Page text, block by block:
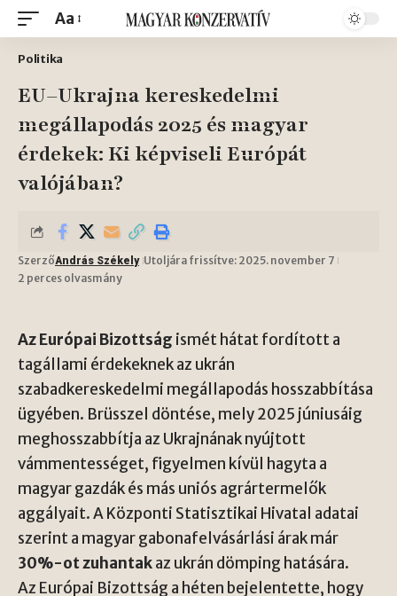
Aa
Politika
EU–Ukrajna kereskedelmi
megállapodás 2025 és magyar
érdekek: Ki képviseli Európát
valójában?
SzerzőAndrás Székely Utoljára frissítve: 2025. november 7
2 perces olvasmány
Az Európai Bizottság ismét hátat fordított a
tagállami érdekeknek az ukrán
szabadkereskedelmi megállapodás hosszabbítása
ügyében. Brüsszel döntése, mely 2025 júniusáig
meghosszabbítja az Ukrajnának nyújtott
vámmentességet, figyelmen kívül hagyta a
magyar gazdák és más uniós agrártermelők
aggályait. A Központi Statisztikai Hivatal adatai
szerint a magyar gabonafelvásárlási árak már
30%-ot zuhantakaz ukrán dömping hatására.
Az Európai Bizottság a héten bejelentette, hogy